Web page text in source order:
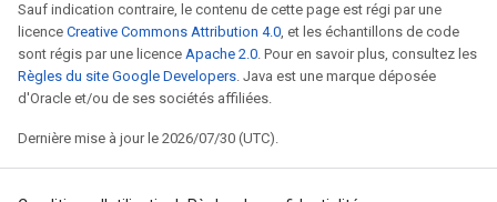
Sauf indication contraire, le contenu de cette page est régi par une
licence Creative Commons Attribution 4.0, et les échantillons de code
sont régis par une licence Apache 2.0. Pour en savoir plus, consultez les
Règles du site Google Developers. Java est une marque déposée
d'Oracle et/ou de ses sociétés affiliées.
Dernière mise à jour le 2026/07/30 (UTC).